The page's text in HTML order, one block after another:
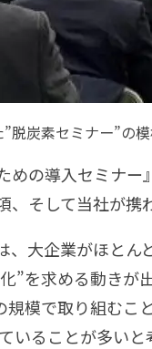
”脱炭素セミナー”の模
の導入セミナ
そして当社が携
大企業がほと
”を求める動きが
模で取り組む
ることが多いと